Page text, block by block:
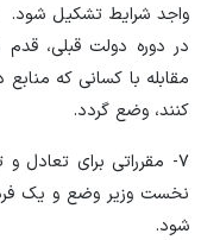
واجد شرایط تشکیل شود.
در دوره دولت قبلی، قدم
مقابله با کسانی که
کنند، وضع گردد.
۷- مقرراتی برای تعادل
نخست وزیر وضع و یک فرد
شود.